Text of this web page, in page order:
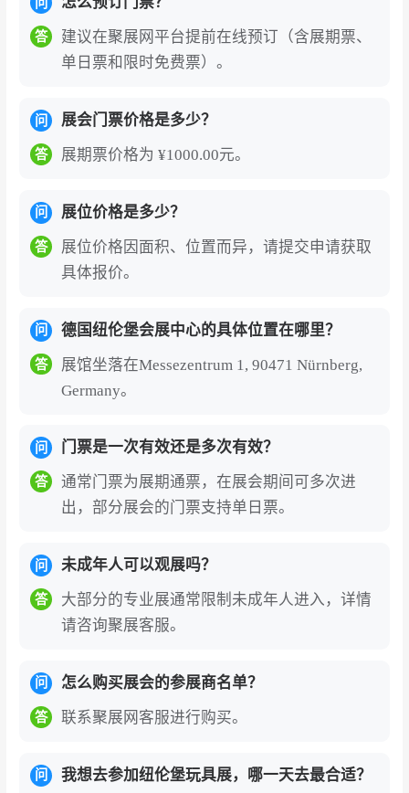
心买家、洞察行业未来趋势的战略门户。
全产业链十三大产品群全景覆盖，精准对接细分
模型轨道、电子玩具、户外运动用品、婴幼儿用
品、游戏书籍、派对饰品、文具创意等13大产品
等趋势专区。从传统工艺到AI智能玩具，从儿童
教育到“大童”收藏市场，展会完整呈现全球玩具全
产业链的创新成果与消费新动向。
著。 展会每年吸引来自意大利、法国、荷兰、英
国、美国及中国的顶级采购决策者，沃尔玛、塔
吉特、美泰、孩之宝等全球零售巨头常年派驻团
理或决策层，参展商可高效对接最具价值的核心
渠道资源。澄海玩具协会组织超百家中国领军企
业参展，上万款创新产品集中亮相，达成多项国
引领行业创新风向，ToyAward大奖权威赋
能。
展会不仅是新品首发的竞技场，更是行业趋
势的策源地。ToyAward玩具奖作为行业最具影响
产品瞬间获得全球行业权威背书。展会聚焦人工
智能、绿色可持续、大童市场等前沿主题，2026
年特别强调AI玩具与环保科技的应用发展。Toy B
等多元活动，为参展企业洞察市场风向、链接产
答
建议在聚展网平台提前在线预订（含展期票、
单日票和限时免费票）。
问 展会门票价格是多少？
答 展期票价格为 ¥1000.00元。
问 展位价格是多少？
答
展位价格因面积、位置而异，请提交申请获取
具体报价。
问 德国纽伦堡会展中心的具体位置在哪里？
答
展馆坐落在Messezentrum 1, 90471 Nürnberg,
Germany。
问 门票是一次有效还是多次有效？
答
通常门票为展期通票，在展会期间可多次进
出，部分展会的门票支持单日票。
问 未成年人可以观展吗？
答
大部分的专业展通常限制未成年人进入，详情
请咨询聚展客服。
问 怎么购买展会的参展商名单？
答 联系聚展网客服进行购买。
问 我想去参加纽伦堡玩具展，哪一天去最合适？